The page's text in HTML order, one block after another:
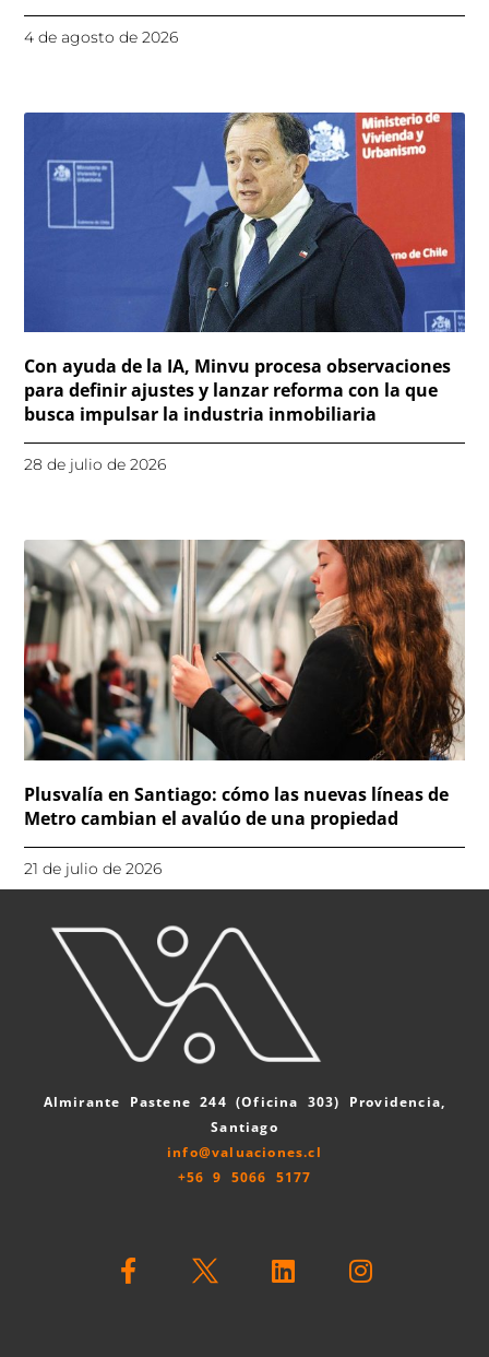
4 de agosto de 2026
Con ayuda de la IA, Minvu procesa observaciones
para definir ajustes y lanzar reforma con la que
busca impulsar la industria inmobiliaria
28 de julio de 2026
Plusvalía en Santiago: cómo las nuevas líneas de
Metro cambian el avalúo de una propiedad
21 de julio de 2026
Almirante Pastene 244 (Oficina 303) Providencia,
Santiago
info@valuaciones.cl
+56 9 5066 5177
a i n